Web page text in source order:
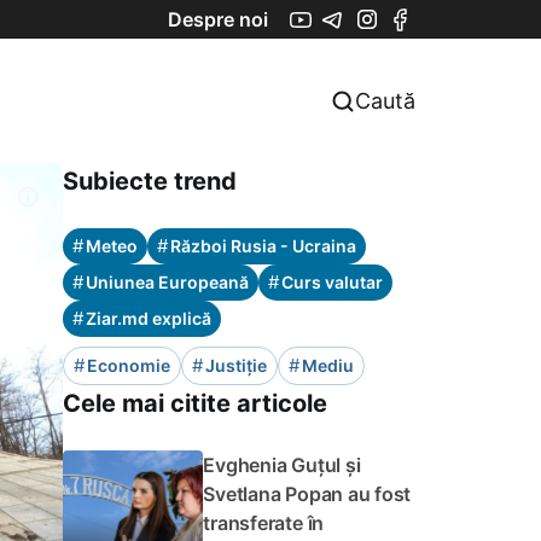
Despre noi
Caută
Subiecte trend
#Meteo #Război Rusia - Ucraina
#Uniunea Europeană #Curs valutar
#Ziar.md explică
#Economie #Justiție #Mediu
Cele mai citite articole
Evghenia Guțul și
Svetlana Popan au fost
transferate în